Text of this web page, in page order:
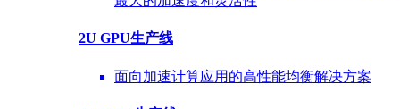
2U GPU生产线
面向加速计算应用的高性能均衡解决方案